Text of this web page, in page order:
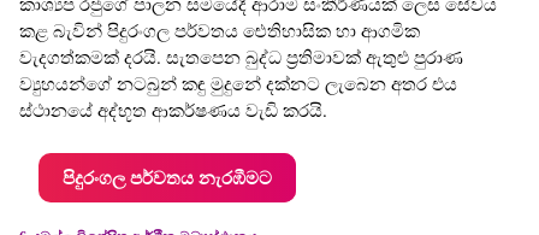
කාශ්‍යප රජුගේ පාලන සමයේදී ආරාම සංකීර්ණයක් ලෙස සේවය
කළ බැවින් පිදුරංගල පර්වතය ඓතිහාසික හා ආගමික
වැදගත්කමක් දරයි. සැතපෙන බුද්ධ ප්‍රතිමාවක් ඇතුළු පුරාණ
ව්‍යුහයන්ගේ නටබුන් කඳු මුදුනේ දක්නට ලැබෙන අතර එය
ස්ථානයේ අද්භූත ආකර්ෂණය වැඩි කරයි.
පිදුරංගල පර්වතය නැරඹීමට